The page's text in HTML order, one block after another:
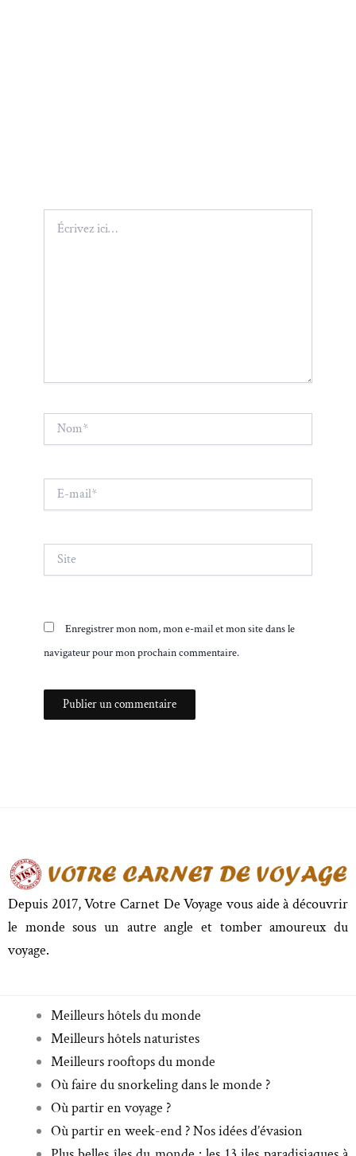
ici…
Nom*
mail*
Enregistrer mon nom, mon e-mail et mon site dans le
navigateur pour mon prochain commentaire.
Depuis 2017, Votre Carnet De Voyage vous aide à découvrir
le monde sous un autre angle et tomber amoureux du
voyage.
Meilleurs hôtels du monde
Meilleurs hôtels naturistes
Meilleurs rooftops du monde
Où faire du snorkeling dans le monde ?
Où partir en voyage ?
Où partir en week-end ? Nos idées d’évasion